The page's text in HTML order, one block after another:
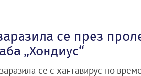
се през
„Хондиус“
се с хантавирус по